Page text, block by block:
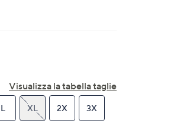
Visualizza la tabella taglie
L XL 2X 3X